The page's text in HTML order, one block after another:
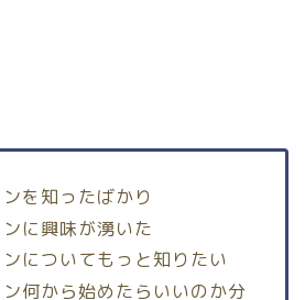
を知ったばかり
に興味が湧いた
についてもっと知りたい
何から始めたらいいのか分